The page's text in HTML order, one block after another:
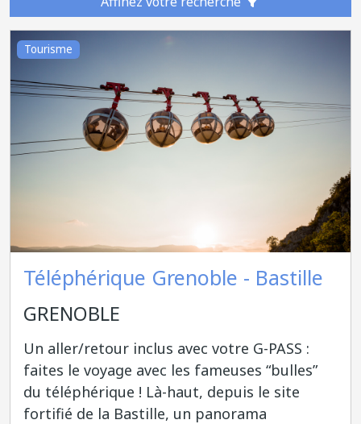
Tourisme
Téléphérique Grenoble - Bastille
GRENOBLE
Un aller/retour inclus avec votre G-PASS :
faites le voyage avec les fameuses “bulles”
du téléphérique ! Là-haut, depuis le site
fortifié de la Bastille, un panorama